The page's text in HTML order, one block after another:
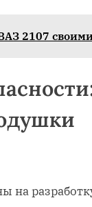
2107
на